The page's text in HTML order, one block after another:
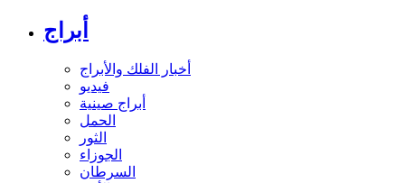
أبراج
أخبار الفلك والأبراج
فيديو
أبراج صينية
الحمل
الثور
الجوزاء
السرطان